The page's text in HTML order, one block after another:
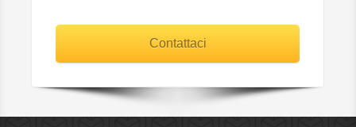
Contattaci